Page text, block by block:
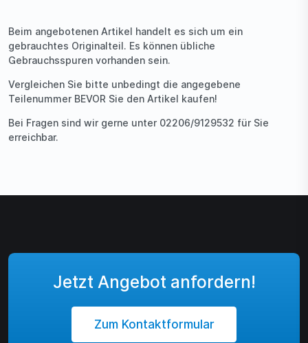
Beim angebotenen Artikel handelt es sich um ein
gebrauchtes Originalteil. Es können übliche
Gebrauchsspuren vorhanden sein.
Vergleichen Sie bitte unbedingt die angegebene
Teilenummer BEVOR Sie den Artikel kaufen!
Bei Fragen sind wir gerne unter 02206/9129532 für Sie
erreichbar.
Jetzt Angebot anfordern!
Zum Kontaktformular